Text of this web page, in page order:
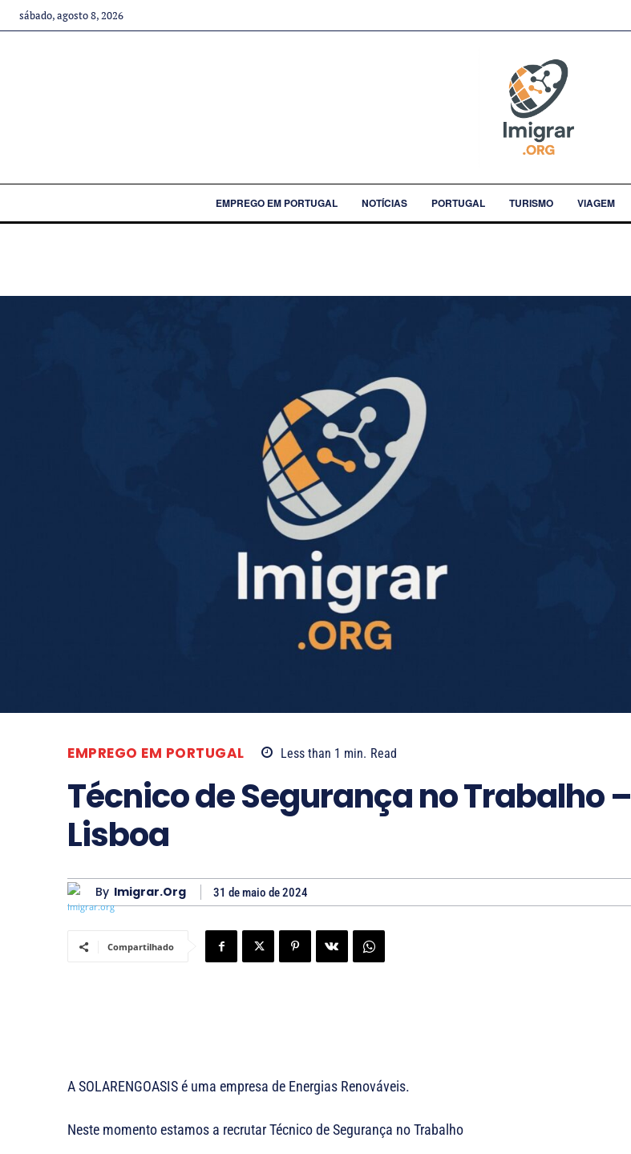
sábado, agosto 8, 2026
EMPREGO EM PORTUGAL NOTÍCIAS PORTUGAL TURISMO VIAGEM
EMPREGO EM PORTUGAL Less than 1 min. Read
Técnico de Segurança no Trabalho –
Lisboa
By Imigrar.org 31 de maio de 2024
Compartilhado
A SOLARENGOASIS é uma empresa de Energias Renováveis.
Neste momento estamos a recrutar Técnico de Segurança no Trabalho